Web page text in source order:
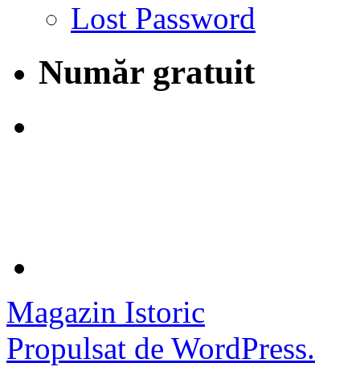
Lost Password
Număr gratuit
Magazin Istoric
Propulsat de WordPress.